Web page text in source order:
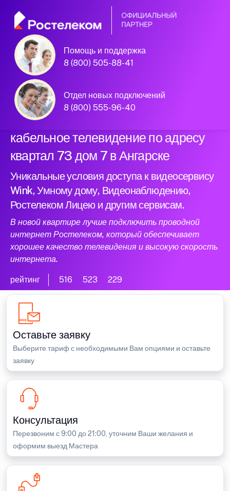
Помощь и поддержка
8 (800) 505-88-41
Отдел новых подключений
8 (800) 555-96-40
Официальный
партнер Ростелеком
Подключили новый интернет и
кабельное телевидение по адресу
квартал 73 дом 7 в Ангарске
Уникальные условия доступа к видеосервису
Wink, Умному дому, Видеонаблюдению,
Ростелеком Лицею и другим сервисам.
В новой квартире лучше подключить проводной
интернет Ростелеком, который обеспечивает
хорошее качество телевидения и высокую скорость
интернета.
рейтинг 516 523 229
Оставьте заявку
Выберите тариф с необходимыми Вам опциями и оставьте
заявку
Консультация
Перезвоним с 9:00 до 21:00, уточним Ваши желания и
оформим выезд Мастера